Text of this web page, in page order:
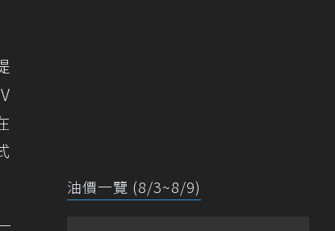
油價一覽 (8/3~8/9)